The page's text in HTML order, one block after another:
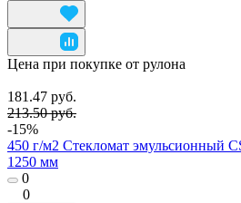
Цена при покупке от рулона
181.47 руб.
213.50 руб.
-15%
450 г/м2 Стекломат эмульсионный
1250 мм
0
0